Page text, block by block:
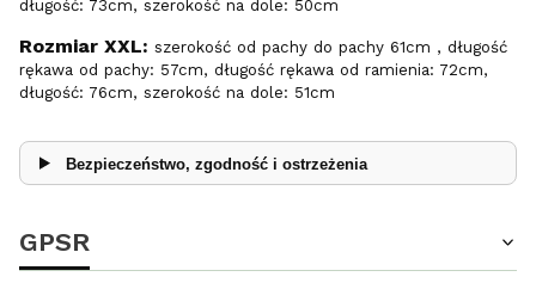
długość: 73cm, szerokość na dole: 50cm
Rozmiar XXL: szerokość od pachy do pachy 61cm , długość
rękawa od pachy: 57cm, długość rękawa od ramienia: 72cm,
długość: 76cm, szerokość na dole: 51cm
Bezpieczeństwo, zgodność i ostrzeżenia
GPSR